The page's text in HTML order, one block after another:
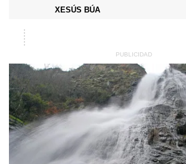
XESÚS BÚA